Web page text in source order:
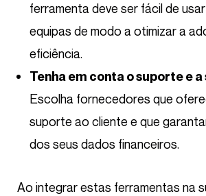
ferramenta deve ser fácil de
equipas de modo a otimizar a
eficiência.
Tenha em conta o suporte e
Escolha fornecedores que
suporte ao cliente e que
dos seus dados financeiros.
Ao integrar estas ferramentas na sua estratégia